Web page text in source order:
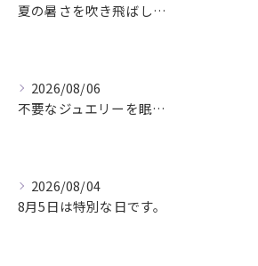
夏の暑さを吹き飛ばしに来てください。
2026/08/06
不要なジュエリーを眠らせていませんか？
2026/08/04
8月5日は特別な日です。